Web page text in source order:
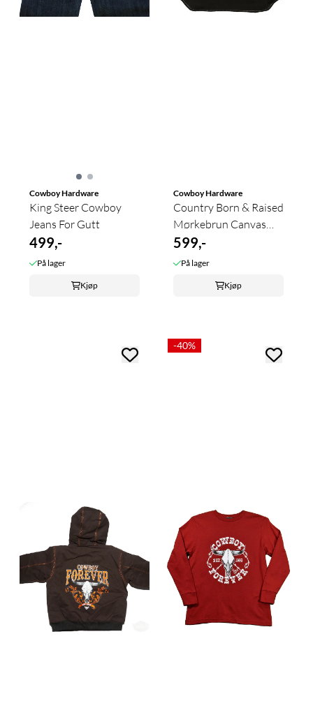
Cowboy Hardware
King Steer Cowboy
Jeans For Gutt
499,-
På lager
Kjøp
Cowboy Hardware
Country Born & Raised
Mørkebrun Canvas
Vest Til ...
599,-
På lager
Kjøp
-40%